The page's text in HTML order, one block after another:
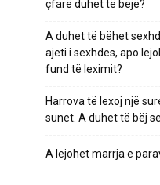
çfarë duhet të bëjë?
A duhet të bëhet
ajeti i sexhdes, apo
fund të leximit?
Harrova të lexoj një
sunet. A duhet të bëj
A lejohet marrja e